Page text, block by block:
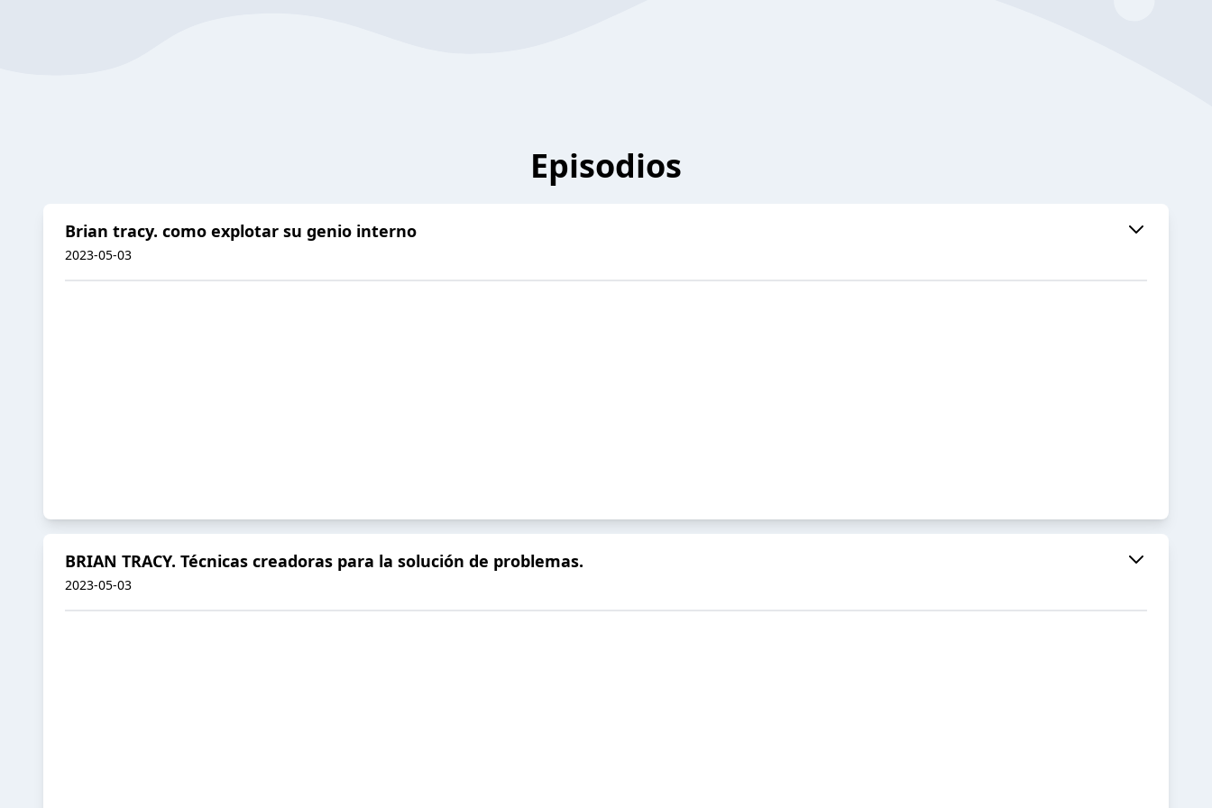
Episodios
Brian tracy. como explotar su genio interno
2023-05-03
BRIAN TRACY. Técnicas creadoras para la solución de problemas.
2023-05-03